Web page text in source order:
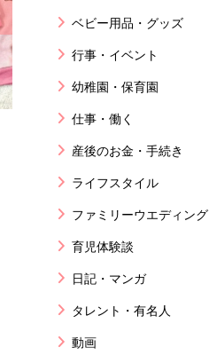
ベビー用品・グッズ
行事・イベント
幼稚園・保育園
仕事・働く
産後のお金・手続き
ライフスタイル
ファミリーウエディング
育児体験談
日記・マンガ
タレント・有名人
動画